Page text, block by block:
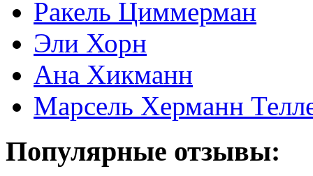
Ракель Циммерман
Эли Хорн
Ана Хикманн
Марсель Херманн
Популярные отзывы: